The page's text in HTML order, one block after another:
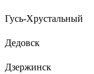
Гусь-Хрустальный
Дедовск
Дзержинск